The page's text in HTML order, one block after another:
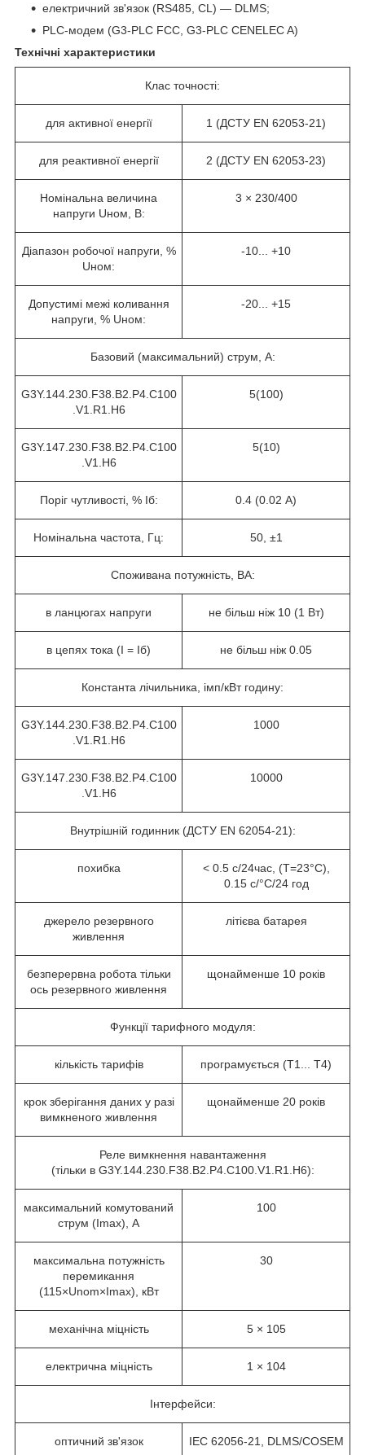
електричний зв'язок (RS485, CL) — DLMS;
PLC-модем (G3-PLC FCC, G3-PLC CENELEC A)
Технічні характеристики
Клас точності:
для активної енергії 1 (ДСТУ EN 62053-21)
для реактивної енергії 2 (ДСТУ EN 62053-23)
Номінальна величина
напруги Uном , В:
3 × 230/400
Діапазон робочої напруги, %
Uном:
-10... +10
Допустимі межі коливання
напруги, % Uном:
-20... +15
Базовий (максимальний) струм, A:
G3Y.144.230.F38.B2.P4.C100
.V1.R1.H6
5(100)
G3Y.147.230.F38.B2.P4.C100
.V1.H6
5(10)
Поріг чутливості, % Iб: 0.4 (0.02 А)
Номінальна частота, Гц: 50, ±1
Споживана потужність, ВА:
в ланцюгах напруги не більш ніж 10 (1 Вт)
в цепях тока (I = Iб) не більш ніж 0.05
Константа лічильника, імп/кВт годину:
G3Y.144.230.F38.B2.P4.C100
.V1.R1.H6
1000
G3Y.147.230.F38.B2.P4.C100
.V1.H6
10000
Внутрішній годинник (ДСТУ EN 62054-21):
похибка
< 0.5 с/24час, (T=23°C),
0.15 с/°C/24 год
джерело резервного
живлення
літієва батарея
безперервна робота тільки
ось резервного живлення
щонайменше 10 років
Функції тарифного модуля:
кількість тарифів програмується (T1... T4)
крок зберігання даних у разі
вимкненого живлення
щонайменше 20 років
Реле вимкнення навантаження
(тільки в G3Y.144.230.F38.B2.P4.C100.V1.R1.H6):
максимальний комутований
струм (Imax), А
100
максимальна потужність
перемикання
(115×Unom×Imax), кВт
30
механічна міцність 5 × 105
електрична міцність 1 × 104
Інтерфейси:
оптичний зв'язок IEC 62056-21, DLMS/COSEM